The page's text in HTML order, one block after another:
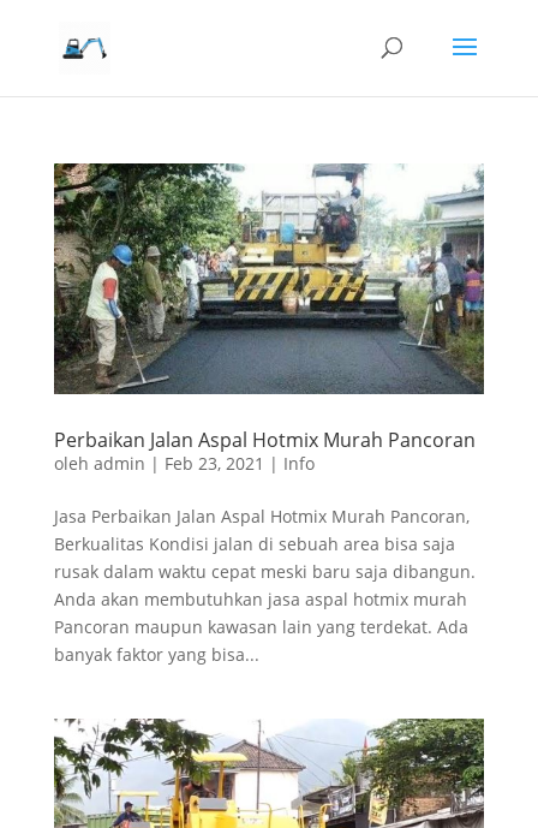
Perbaikan Jalan Aspal Hotmix Murah Pancoran
oleh admin | Feb 23, 2021 | Info
Jasa Perbaikan Jalan Aspal Hotmix Murah Pancoran,
Berkualitas Kondisi jalan di sebuah area bisa saja
rusak dalam waktu cepat meski baru saja dibangun.
Anda akan membutuhkan jasa aspal hotmix murah
Pancoran maupun kawasan lain yang terdekat. Ada
banyak faktor yang bisa...